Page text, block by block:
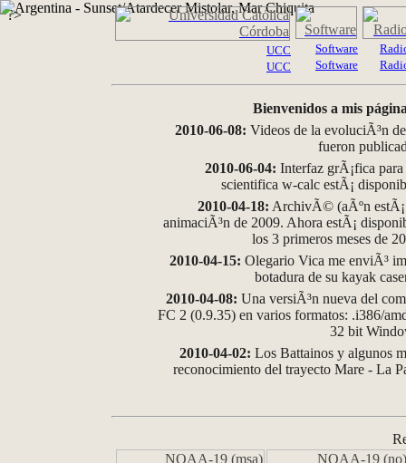
?>
UCC
UCC
Software
Software
Bienvenidos a mis
2010-06-08: Videos de la evoluciÃ³n
fueron
2010-06-04: Interfaz grÃ¡fica
scientifica w-calc estÃ¡
2010-04-18: ArchivÃ© (aÃºn
animaciÃ³n de 2009. Ahora estÃ¡
los 3 primeros meses de
2010-04-15: Olegario Vica me enviÃ³
botadura de su kayak
2010-04-08: Una versiÃ³n nueva del
FC 2 (0.9.35) en varios formatos: .i386/
32 bit
2010-04-02: Los Battainos y algunos
reconocimiento del trayecto Mare - La
NOAA-19 (msa)
NOAA-19 (no)